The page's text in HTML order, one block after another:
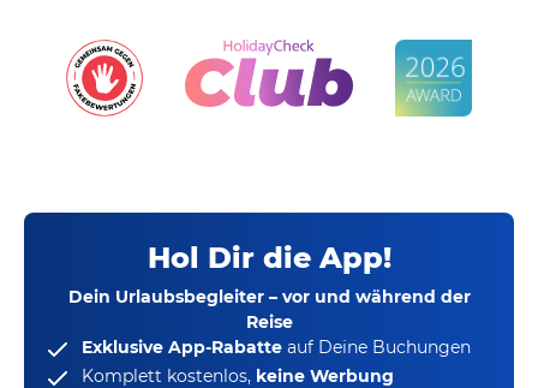
Hol Dir die App!
Dein Urlaubsbegleiter – vor und während der
Reise
Exklusive App-Rabatte auf Deine Buchungen
Komplett kostenlos, keine Werbung